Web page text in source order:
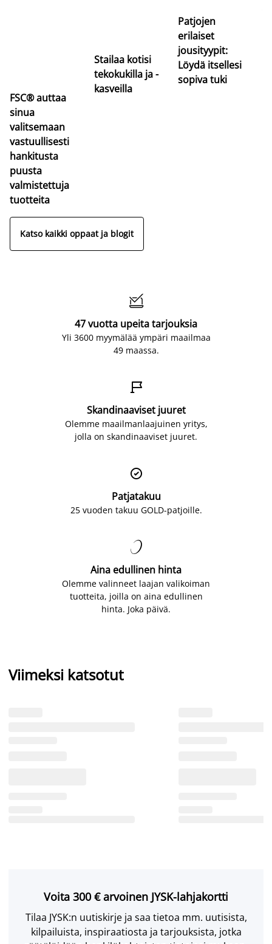
FSC® auttaa
sinua
valitsemaan
vastuullisesti
hankitusta
puusta
valmistettuja
tuotteita
Stailaa kotisi
tekokukilla ja -
kasveilla
Patjojen
erilaiset
jousityypit:
Löydä itsellesi
sopiva tuki
Katso kaikki oppaat ja blogit

47 vuotta upeita tarjouksia
Yli 3600 myymälää ympäri maailmaa
49 maassa.

Skandinaaviset juuret
Olemme maailmanlaajuinen yritys,
jolla on skandinaaviset juuret.

Patjatakuu
25 vuoden takuu GOLD-patjoille.

Aina edullinen hinta
Olemme valinneet laajan valikoiman
tuotteita, joilla on aina edullinen
hinta. Joka päivä.
Viimeksi katsotut
Voita 300 € arvoinen JYSK-lahjakortti
Tilaa JYSK:n uutiskirje ja saa tietoa mm. uutisista,
kilpailuista, inspiraatiosta ja tarjouksista, jotka